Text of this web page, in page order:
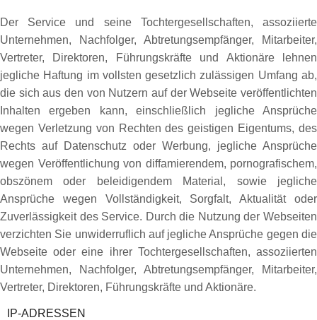
Der Service und seine Tochtergesellschaften, assoziierte
Unternehmen, Nachfolger, Abtretungsempfänger, Mitarbeiter,
Vertreter, Direktoren, Führungskräfte und Aktionäre lehnen
jegliche Haftung im vollsten gesetzlich zulässigen Umfang ab,
die sich aus den von Nutzern auf der Webseite veröffentlichten
Inhalten ergeben kann, einschließlich jegliche Ansprüche
wegen Verletzung von Rechten des geistigen Eigentums, des
Rechts auf Datenschutz oder Werbung, jegliche Ansprüche
wegen Veröffentlichung von diffamierendem, pornografischem,
obszönem oder beleidigendem Material, sowie jegliche
Ansprüche wegen Vollständigkeit, Sorgfalt, Aktualität oder
Zuverlässigkeit des Service. Durch die Nutzung der Webseiten
verzichten Sie unwiderruflich auf jegliche Ansprüche gegen die
Webseite oder eine ihrer Tochtergesellschaften, assoziierten
Unternehmen, Nachfolger, Abtretungsempfänger, Mitarbeiter,
Vertreter, Direktoren, Führungskräfte und Aktionäre.
IP-ADRESSEN